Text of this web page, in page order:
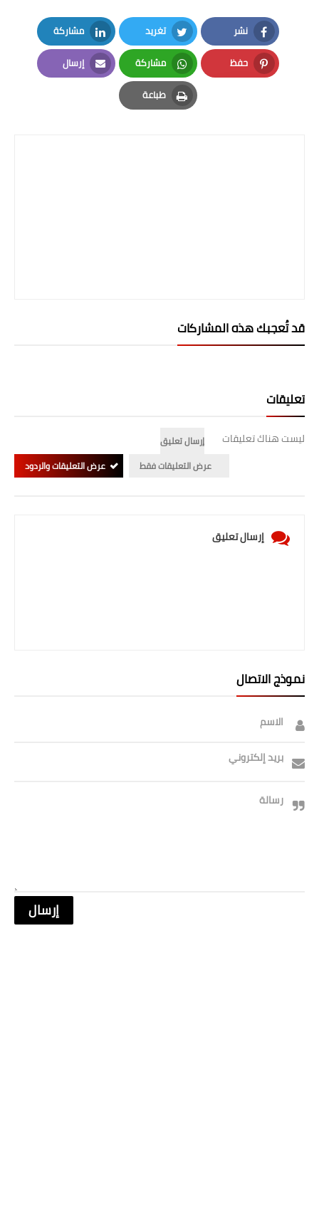
ملازم دراسية
المرحلة الابتدائية
المرحلة المتوسطة
اخبار وقرارات وزارة التعليم
نشر
Facebook
تغريد
Twitter
مشاركة
LinkedIn
حفظ
Pinterest
مشاركة
Whatsapp
إرسال
Email
طباعة
Print
قد تُعجبك هذه المشاركات
تعليقات
ليست هناك تعليقات
إرسال تعليق
عرض التعليقات فقط
عرض التعليقات والردود
إرسال تعليق
نموذج الاتصال
الاسم
بريد إلكتروني
رسالة